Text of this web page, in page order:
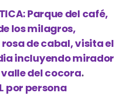
Parque del café,
los milagros,
de cabal, visita el
incluyendo mirador
del cocora.
por persona